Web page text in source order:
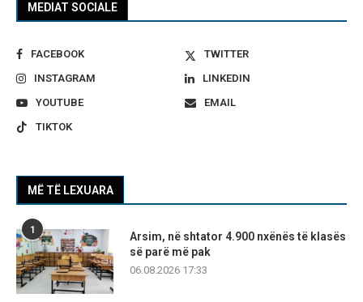
MEDIAT SOCIALE
FACEBOOK
TWITTER
INSTAGRAM
LINKEDIN
YOUTUBE
EMAIL
TIKTOK
MË TË LEXUARA
1
Arsim, në shtator 4.900 nxënës të klasës
së parë më pak
06.08.2026 17:33